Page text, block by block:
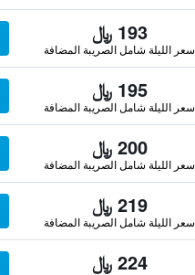
193 ﷼
سعر الليلة شامل الصريبة المضافة
195 ﷼
سعر الليلة شامل الصريبة المضافة
200 ﷼
سعر الليلة شامل الصريبة المضافة
219 ﷼
سعر الليلة شامل الصريبة المضافة
224 ﷼